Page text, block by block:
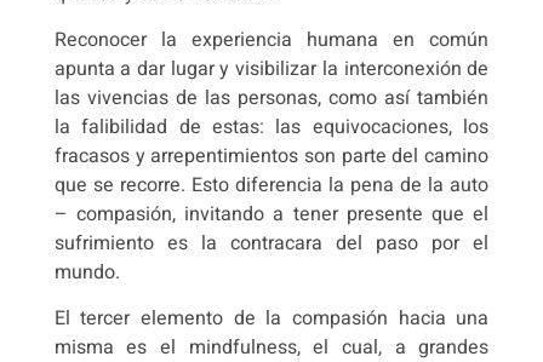
Reconocer la experiencia humana en común
apunta a dar lugar y visibilizar la interconexión de
las vivencias de las personas, como así también
la falibilidad de estas: las equivocaciones, los
fracasos y arrepentimientos son parte del camino
que se recorre. Esto diferencia la pena de la auto
– compasión, invitando a tener presente que el
sufrimiento es la contracara del paso por el
mundo.
El tercer elemento de la compasión hacia una
misma es el mindfulness, el cual, a grandes